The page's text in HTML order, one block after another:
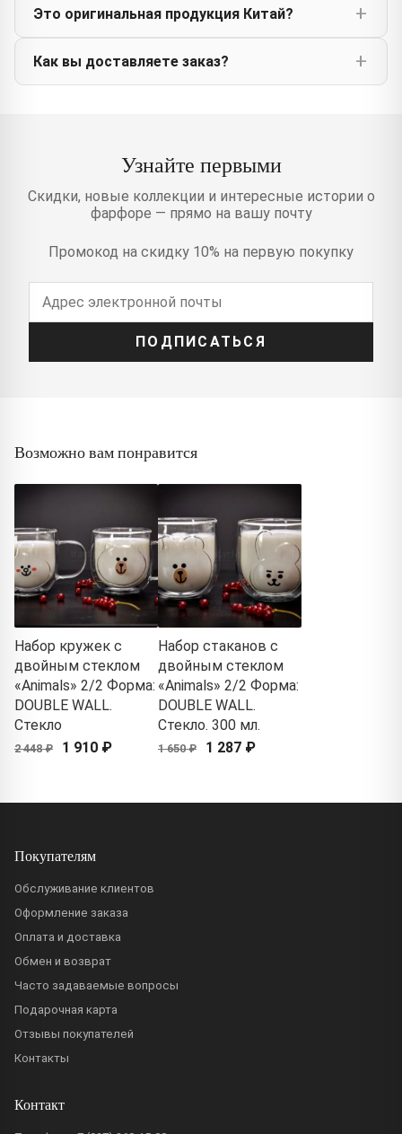
Это оригинальная продукция Китай?
Как вы доставляете заказ?
Узнайте первыми
Скидки, новые коллекции и интересные истории о
фарфоре — прямо на вашу почту
Промокод на скидку 10% на первую покупку
ПОДПИСАТЬСЯ
Возможно вам понравится
Набор кружек с
двойным стеклом
«Animals» 2/2 Форма:
DOUBLE WALL.
Стекло
2 448 ₽ 1 910 ₽
Набор стаканов с
двойным стеклом
«Animals» 2/2 Форма:
DOUBLE WALL.
Стекло. 300 мл.
1 650 ₽ 1 287 ₽
Покупателям
Обслуживание клиентов
Оформление заказа
Оплата и доставка
Обмен и возврат
Часто задаваемые вопросы
Подарочная карта
Отзывы покупателей
Контакты
Контакт